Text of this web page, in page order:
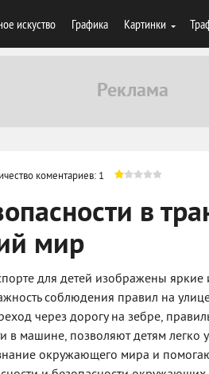
искуство Графика Картинки
коментариев: 1
в
мир
для детей изображены яркие
соблюдения правил на
через дорогу на зебре,
в машине, позволяют детям легко
окружающего мира и